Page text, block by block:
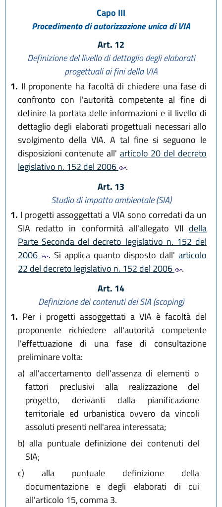
Capo III
Procedimento di autorizzazione unica di VIA
Art. 12
Definizione del livello di dettaglio degli elaborati
progettuali ai fini della VIA
1. Il proponente ha facoltà di chiedere una fase di
confronto con l'autorità competente al fine di
definire la portata delle informazioni e il livello di
dettaglio degli elaborati progettuali necessari allo
svolgimento della VIA. A tal fine si seguono le
disposizioni contenute all' articolo 20 del decreto
legislativo n. 152 del 2006
.
Art. 13
Studio di impatto ambientale (SIA)
1. I progetti assoggettati a VIA sono corredati da un
SIA redatto in conformità all'allegato VII della
Parte Seconda del decreto legislativo n. 152 del
2006
. Si applica quanto disposto dall' articolo
22 del decreto legislativo n. 152 del 2006
.
Art. 14
Definizione dei contenuti del SIA (scoping)
1. Per i progetti assoggettati a VIA è facoltà del
proponente richiedere all'autorità competente
l'effettuazione di una fase di consultazione
preliminare volta:
a) all'accertamento dell'assenza di elementi o
fattori preclusivi alla realizzazione del
progetto, derivanti dalla pianificazione
territoriale ed urbanistica ovvero da vincoli
assoluti presenti nell'area interessata;
b) alla puntuale definizione dei contenuti del
SIA;
c) alla puntuale definizione della
documentazione e degli elaborati di cui
all'articolo 15, comma 3.